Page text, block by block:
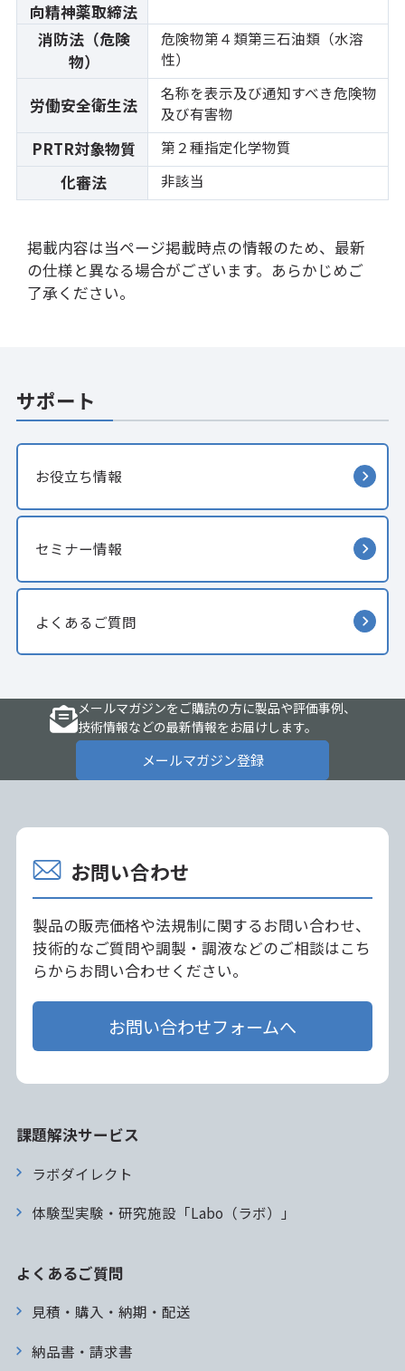
向精神薬取締法
消防法（危険
物）
危険物第４類第三石油類（水溶
性）
労働安全衛生法
名称を表示及び通知すべき危険物
及び有害物
PRTR対象物質 第２種指定化学物質
化審法 非該当
掲載内容は当ページ掲載時点の情報のため、最新
の仕様と異なる場合がございます。あらかじめご
了承ください。
サポート
お役立ち情報
セミナー情報
よくあるご質問
メールマガジンをご購読の方に製品や評価事例、
技術情報などの最新情報をお届けします。
メールマガジン登録
お問い合わせ
製品の販売価格や法規制に関するお問い合わせ、
技術的なご質問や調製・調液などのご相談はこち
らからお問い合わせください。
お問い合わせフォームへ
課題解決サービス
ラボダイレクト
体験型実験・研究施設「Labo（ラボ）」
よくあるご質問
見積・購入・納期・配送
納品書・請求書